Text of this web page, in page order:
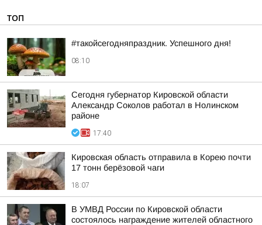
ТОП
#такойсегодняпраздник. Успешного дня!
08:10
Сегодня губернатор Кировской области
Александр Соколов работал в Нолинском
районе
17:40
Кировская область отправила в Корею почти
17 тонн берёзовой чаги
18:07
В УМВД России по Кировской области
состоялось награждение жителей областного